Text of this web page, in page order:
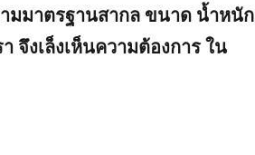
มมาตรฐานสากล ขนาด น้ำหนัก
จึงเล็งเห็นความต้องการ ใน